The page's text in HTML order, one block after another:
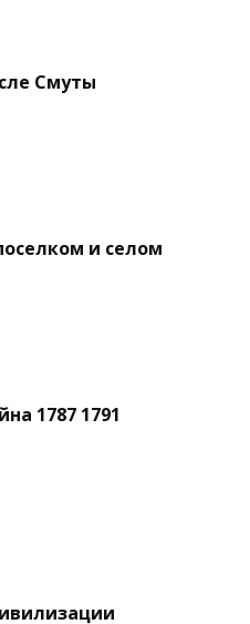
Смуты
и селом
1787 1791